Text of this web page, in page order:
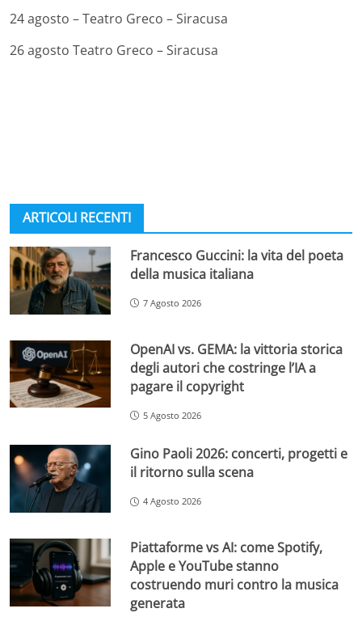
24 agosto – Teatro Greco – Siracusa
26 agosto Teatro Greco – Siracusa
ARTICOLI RECENTI
Francesco Guccini: la vita del poeta
della musica italiana
7 Agosto 2026
OpenAI vs. GEMA: la vittoria storica
degli autori che costringe l’IA a
pagare il copyright
5 Agosto 2026
Gino Paoli 2026: concerti, progetti e
il ritorno sulla scena
4 Agosto 2026
Piattaforme vs AI: come Spotify,
Apple e YouTube stanno
costruendo muri contro la musica
generata